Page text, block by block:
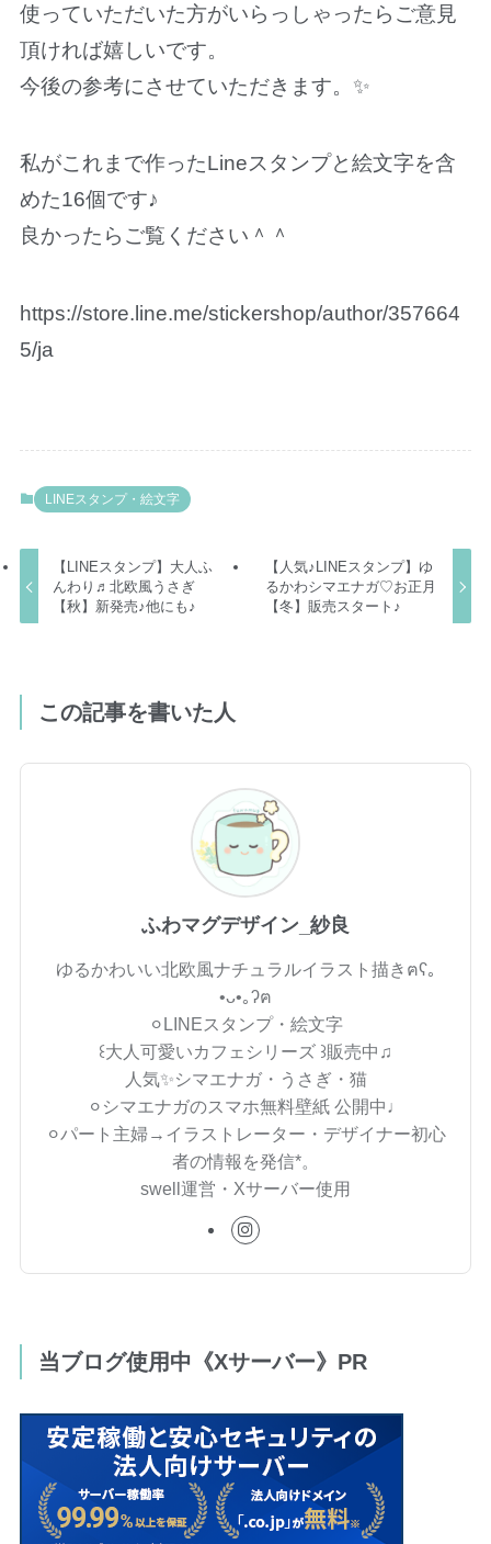
使っていただいた方がいらっしゃったらご意見
頂ければ嬉しいです。
今後の参考にさせていただきます。✨
私がこれまで作ったLineスタンプと絵文字を含
めた16個です♪
良かったらご覧ください＾＾
https://store.line.me/stickershop/author/357664
5/ja
LINEスタンプ・絵文字
【LINEスタンプ】大人ふ
んわり♬北欧風うさぎ
【秋】新発売♪他にも♪
【人気♪LINEスタンプ】ゆ
るかわシマエナガ♡お正月
【冬】販売スタート♪
この記事を書いた人
ふわマグデザイン_紗良
ゆるかわいい北欧風ナチュラルイラスト描きฅʕ｡
•ᴗ•｡ʔฅ
⚪︎LINEスタンプ・絵文字
꒰大人可愛いカフェシリーズ ꒱販売中♫
人気✨シマエナガ・うさぎ・猫
⚪︎シマエナガのスマホ無料壁紙 公開中♩
⚪︎パート主婦→イラストレーター・デザイナー初心
者の情報を発信*。
swell運営・Xサーバー使用
当ブログ使用中《Xサーバー》PR